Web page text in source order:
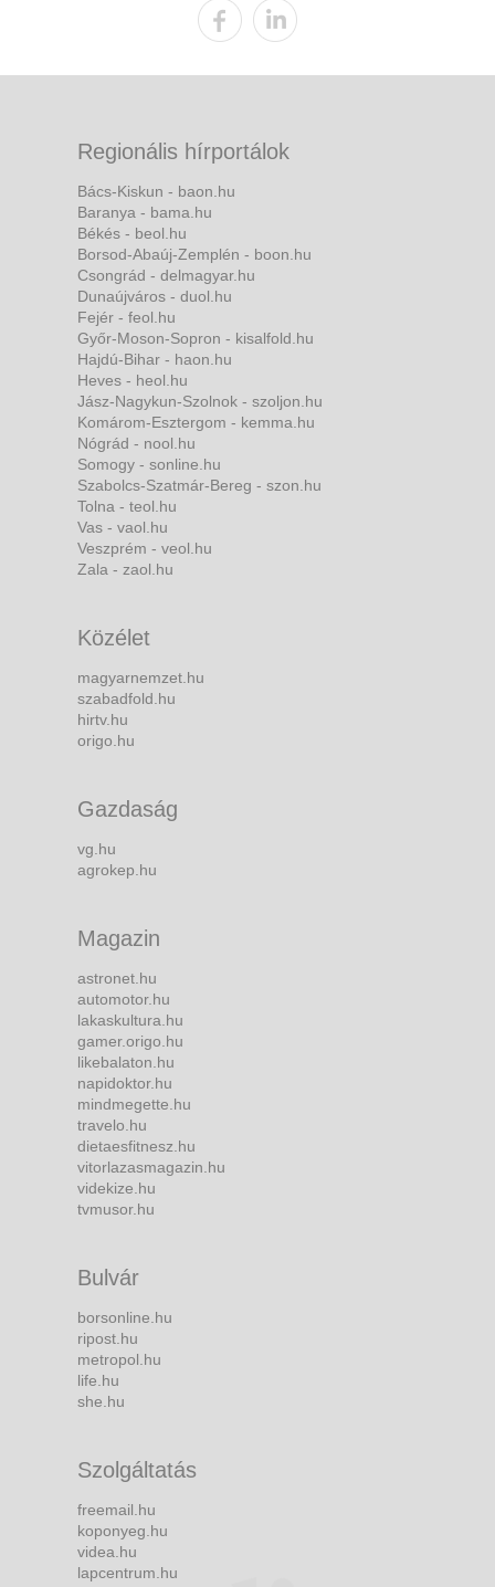
Regionális hírportálok
Bács-Kiskun - baon.hu
Baranya - bama.hu
Békés - beol.hu
Borsod-Abaúj-Zemplén - boon.hu
Csongrád - delmagyar.hu
Dunaújváros - duol.hu
Fejér - feol.hu
Győr-Moson-Sopron - kisalfold.hu
Hajdú-Bihar - haon.hu
Heves - heol.hu
Jász-Nagykun-Szolnok - szoljon.hu
Komárom-Esztergom - kemma.hu
Nógrád - nool.hu
Somogy - sonline.hu
Szabolcs-Szatmár-Bereg - szon.hu
Tolna - teol.hu
Vas - vaol.hu
Veszprém - veol.hu
Zala - zaol.hu
Közélet
magyarnemzet.hu
szabadfold.hu
hirtv.hu
origo.hu
Gazdaság
vg.hu
agrokep.hu
Magazin
astronet.hu
automotor.hu
lakaskultura.hu
gamer.origo.hu
likebalaton.hu
napidoktor.hu
mindmegette.hu
travelo.hu
dietaesfitnesz.hu
vitorlazasmagazin.hu
videkize.hu
tvmusor.hu
Bulvár
borsonline.hu
ripost.hu
metropol.hu
life.hu
she.hu
Szolgáltatás
freemail.hu
koponyeg.hu
videa.hu
lapcentrum.hu